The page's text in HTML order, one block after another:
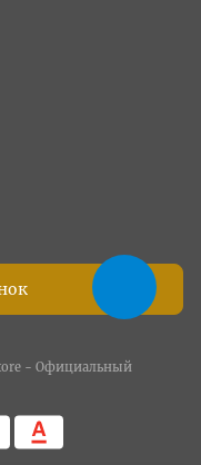
- Официальный